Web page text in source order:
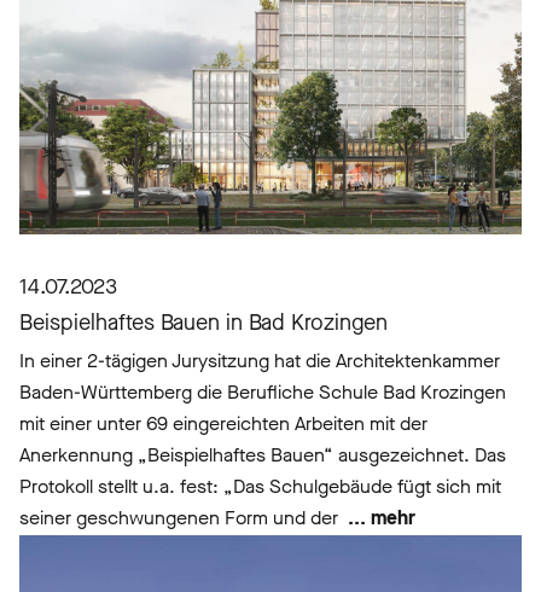
14.07.2023
Beispielhaftes Bauen in Bad Krozingen
In einer 2-tägigen Jurysitzung hat die Architektenkammer
Baden-Württemberg die Berufliche Schule Bad Krozingen
mit einer unter 69 eingereichten Arbeiten mit der
Anerkennung „Beispielhaftes Bauen“ ausgezeichnet. Das
Protokoll stellt u.a. fest: „Das Schulgebäude fügt sich mit
seiner geschwungenen Form und der ... mehr